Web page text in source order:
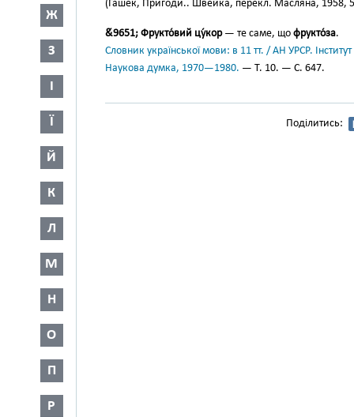
Ж
З
І
Ї
Й
К
Л
М
Н
О
П
Р
(Гашек, Пригоди.. Швейка, перекл. Масляна, 1958,
&́9651; Фрукто́вий цу́кор— те саме, що фрукто́за.
Словник української мови: в 11 тт. / АН УРСР.
Наукова думка, 1970—1980. — Т. 10. — С. 647.
Поділитись: